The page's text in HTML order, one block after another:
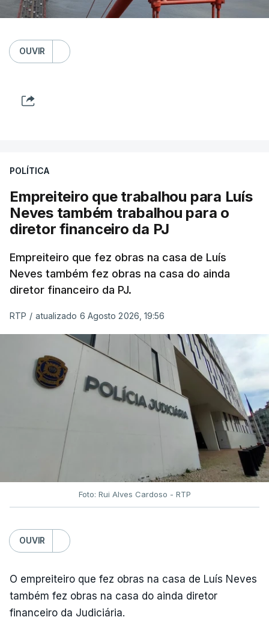
OUVIR
POLÍTICA
Empreiteiro que trabalhou para Luís
Neves também trabalhou para o
diretor financeiro da PJ
Empreiteiro que fez obras na casa de Luís
Neves também fez obras na casa do ainda
diretor financeiro da PJ.
RTP / atualizado 6 Agosto 2026, 19:56
Foto: Rui Alves Cardoso - RTP
OUVIR
O empreiteiro que fez obras na casa de Luís Neves
também fez obras na casa do ainda diretor
financeiro da Judiciária.